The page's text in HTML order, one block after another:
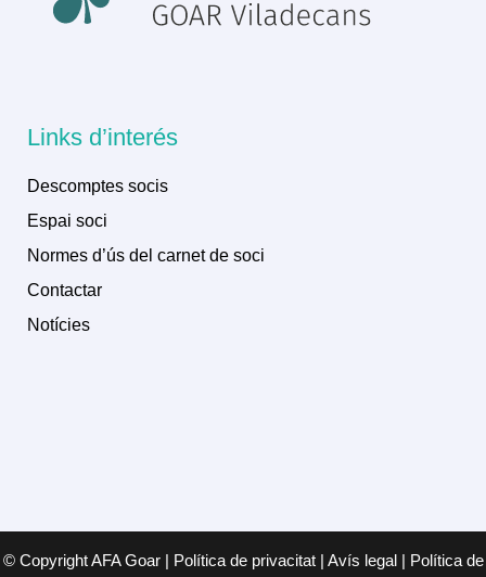
Links d’interés
Descomptes socis
Espai soci
Normes d’ús del carnet de soci
Contactar
Notícies
© Copyright AFA Goar | Política de privacitat | Avís legal | Política de